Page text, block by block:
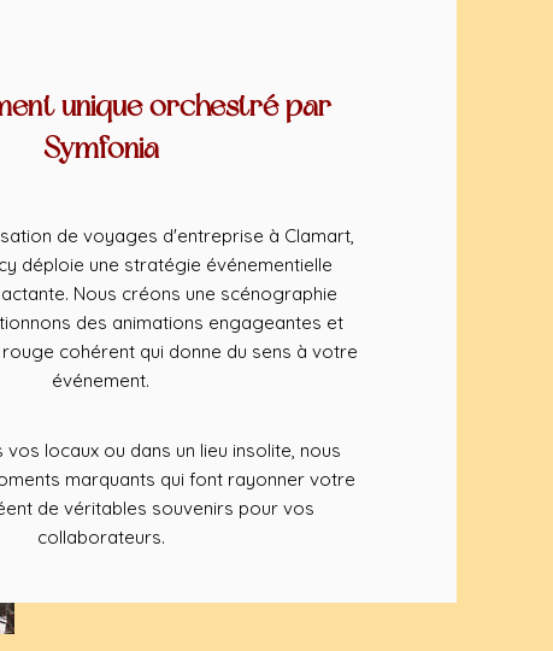
unique orchestré par
Symfonia
de voyages d'entreprise à Clamart,
déploie une stratégie événementielle
Nous créons une scénographie
des animations engageantes et
cohérent qui donne du sens à votre
événement.
vos locaux ou dans un lieu insolite, nous
marquants qui font rayonner votre
de véritables souvenirs pour vos
collaborateurs.